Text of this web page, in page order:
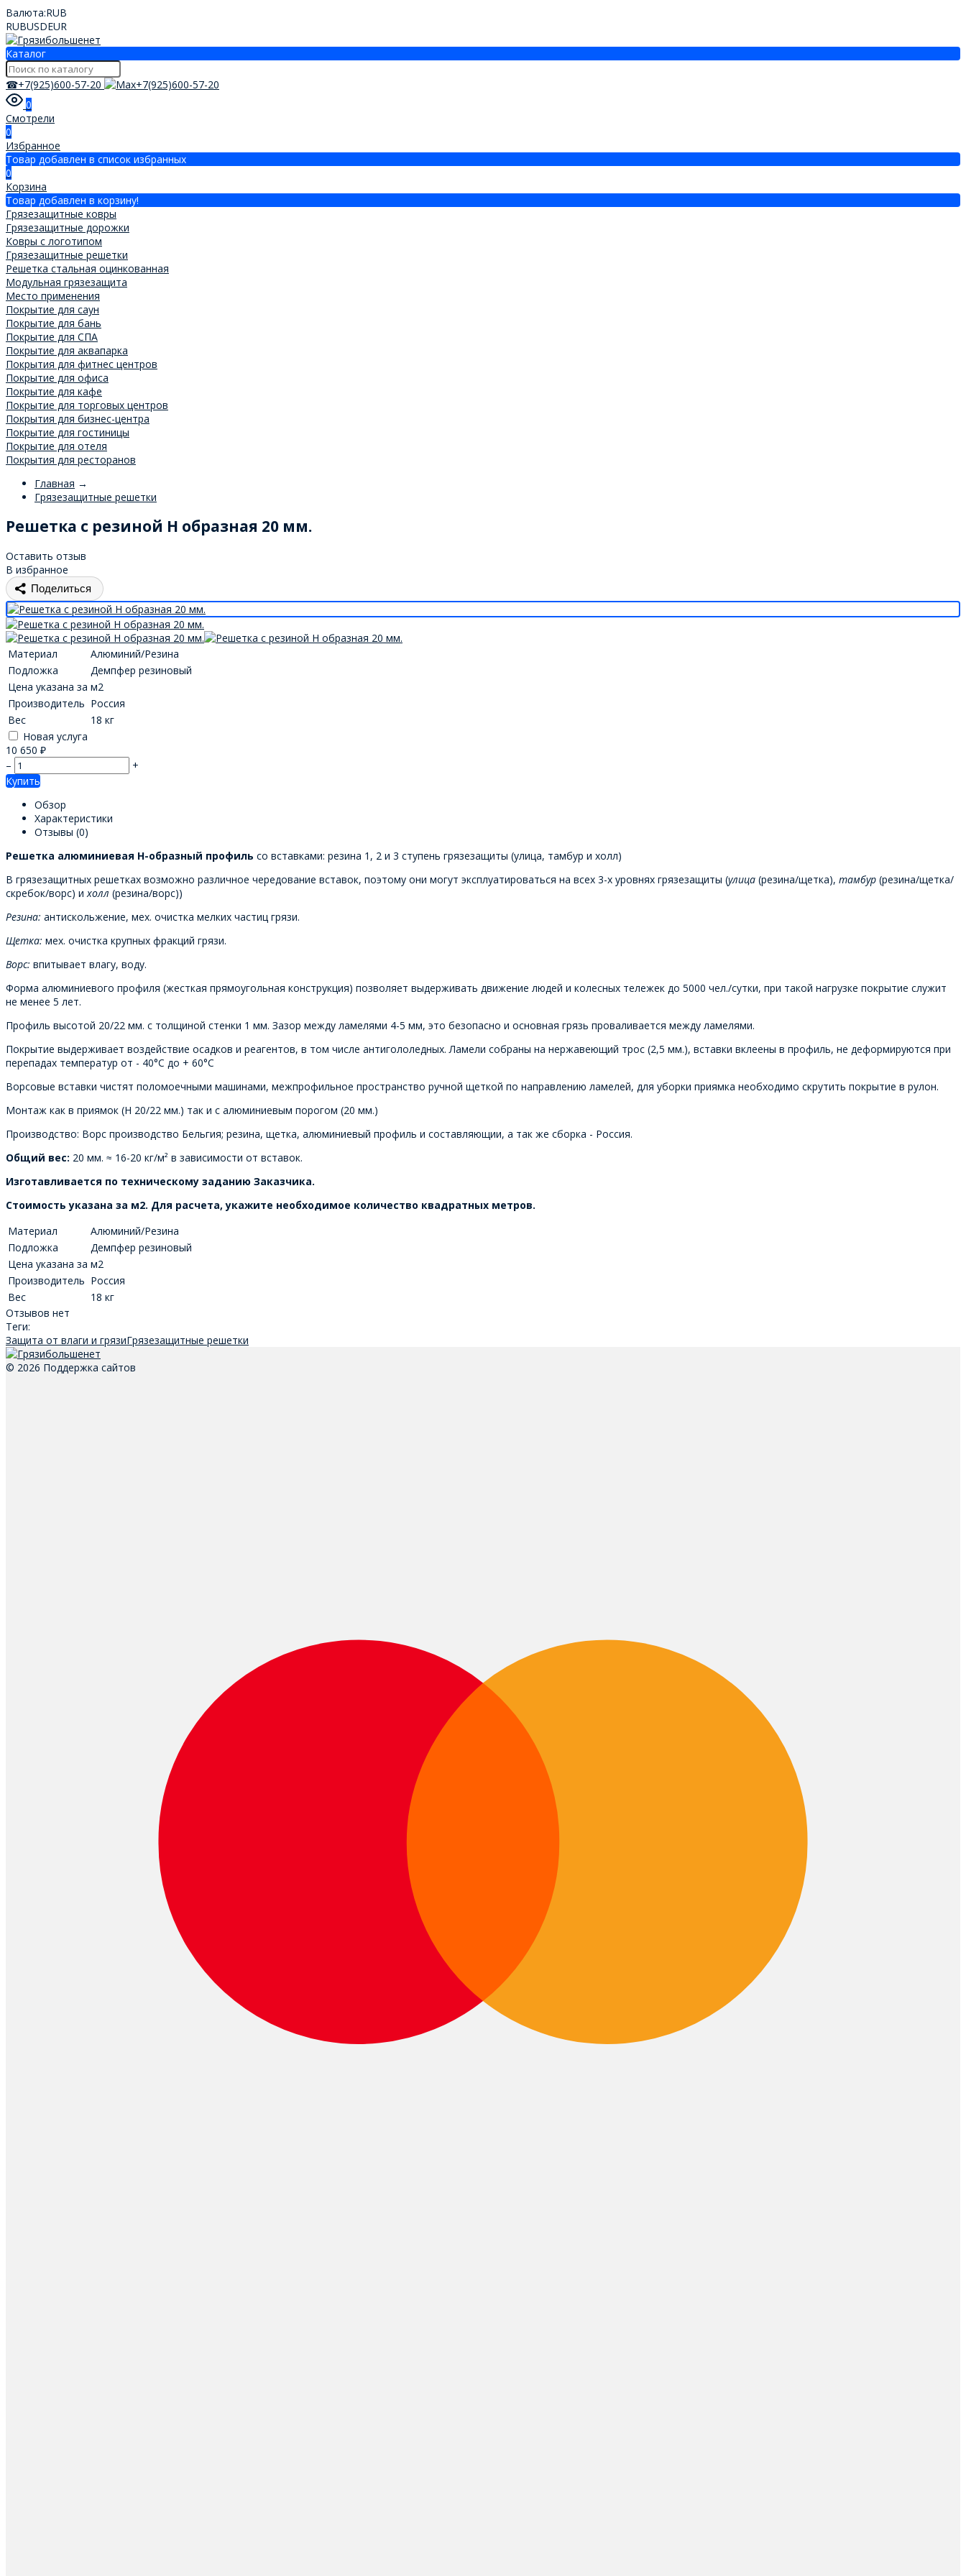
Валюта:RUB
RUBUSDEUR
Каталог
☎+7(925)600-57-20
+7(925)600-57-20
0
Смотрели
0
Избранное
Товар добавлен в список избранных
0
Корзина
Товар добавлен в корзину!
Грязезащитные ковры
Грязезащитные дорожки
Ковры с логотипом
Грязезащитные решетки
Решетка стальная оцинкованная
Модульная грязезащита
Место применения
Покрытие для саун
Покрытие для бань
Покрытие для СПА
Покрытие для аквапарка
Покрытия для фитнес центров
Покрытие для офиса
Покрытие для кафе
Покрытие для торговых центров
Покрытия для бизнес-центра
Покрытие для гостиницы
Покрытие для отеля
Покрытия для ресторанов
Главная →
Грязезащитные решетки
Решетка с резиной Н образная 20 мм.
Оставить отзыв
В избранное
Поделиться
Материал
Алюминий/Резина
Подложка
Демпфер резиновый
Цена указана за м2
Производитель Россия
Вес
18 кг
Новая услуга
10 650 ₽
–
+
Купить
Обзор
Характеристики
Отзывы (0)
Решетка алюминиевая Н-образный профиль со вставками: резина 1, 2 и 3 ступень грязезащиты (улица, тамбур и холл)
В грязезащитных решетках возможно различное чередование вставок, поэтому они могут эксплуатироваться на всех 3-х уровнях грязезащиты (улица (резина/щетка), тамбур (резина/щетка/
скребок/ворс) ихолл (резина/ворс))
Резина: антискольжение, мех. очистка мелких частиц грязи.
Щетка: мех. очистка крупных фракций грязи.
Ворс: впитывает влагу, воду.
Форма алюминиевого профиля (жесткая прямоугольная конструкция) позволяет выдерживать движение людей и колесных тележек до 5000 чел./сутки, при такой нагрузке покрытие служит
не менее 5 лет.
Профиль высотой 20/22 мм. с толщиной стенки 1 мм. Зазор между ламелями 4-5 мм, это безопасно и основная грязь проваливается между ламелями.
Покрытие выдерживает воздействие осадков и реагентов, в том числе антигололедных. Ламели собраны на нержавеющий трос (2,5 мм.), вставки вклеены в профиль, не деформируются при
перепадах температур от - 40°С до + 60°С
Ворсовые вставки чистят поломоечными машинами, межпрофильное пространство ручной щеткой по направлению ламелей, для уборки приямка необходимо скрутить покрытие в рулон.
Монтаж как в приямок (H 20/22 мм.) так и с алюминиевым порогом (20 мм.)
Производство: Ворс производство Бельгия; резина, щетка, алюминиевый профиль и составляющии, а так же сборка - Россия.
Общий вес: 20 мм. ≈ 16-20 кг/м² в зависимости от вставок.
Изготавливается по техническому заданию Заказчика.
Стоимость указана за м2. Для расчета, укажите необходимое количество квадратных метров.
Материал
Алюминий/Резина
Подложка
Демпфер резиновый
Цена указана за м2
Производитель Россия
Вес
18 кг
Отзывов нет
Теги:
Защита от влаги и грязиГрязезащитные решетки
© 2026 Поддержка сайтов